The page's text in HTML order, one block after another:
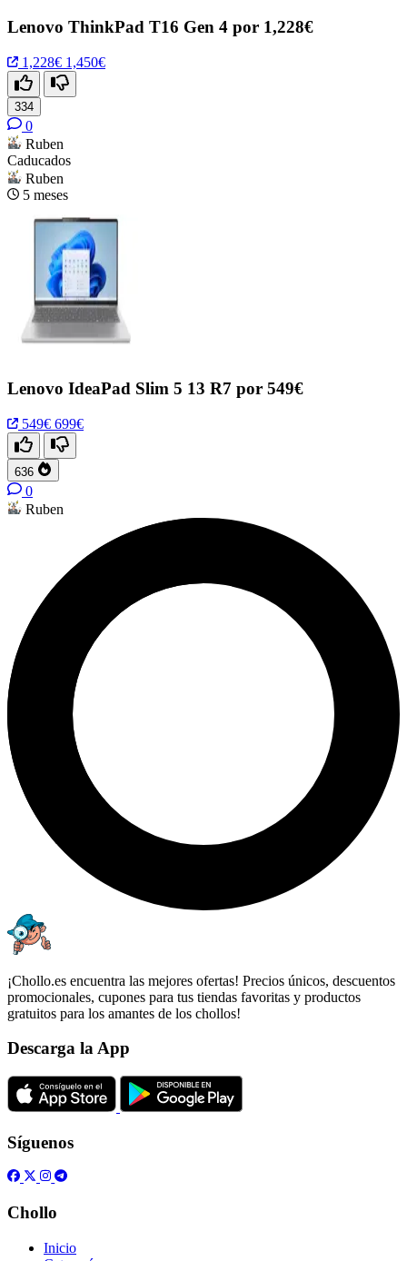
Lenovo ThinkPad T16 Gen 4 por 1,228€
1,228€ 1,450€
334
0
Ruben
Caducados
Ruben
5 meses
Lenovo IdeaPad Slim 5 13 R7 por 549€
549€ 699€
636
0
Ruben
¡Chollo.es encuentra las mejores ofertas! Precios únicos, descuentos
promocionales, cupones para tus tiendas favoritas y productos
gratuitos para los amantes de los chollos!
Descarga la App
Síguenos
Chollo
Inicio